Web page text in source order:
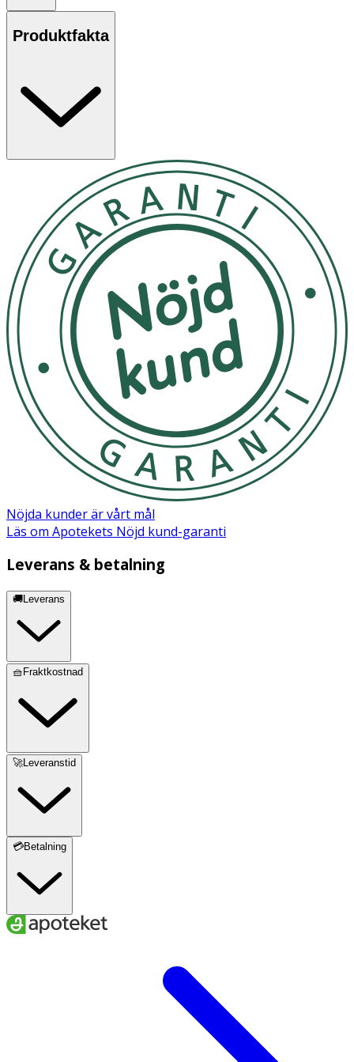
Produktfakta
Nöjda kunder är vårt mål
Läs om Apotekets Nöjd kund-garanti
Leverans & betalning
🚚Leverans
🧺Fraktkostnad
🚀Leveranstid
💳Betalning